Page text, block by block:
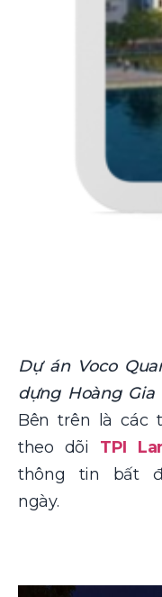
Dự án Voco
dựng Hoàng
Bên trên là các
theo dõi TPI
thông tin bất
ngày.